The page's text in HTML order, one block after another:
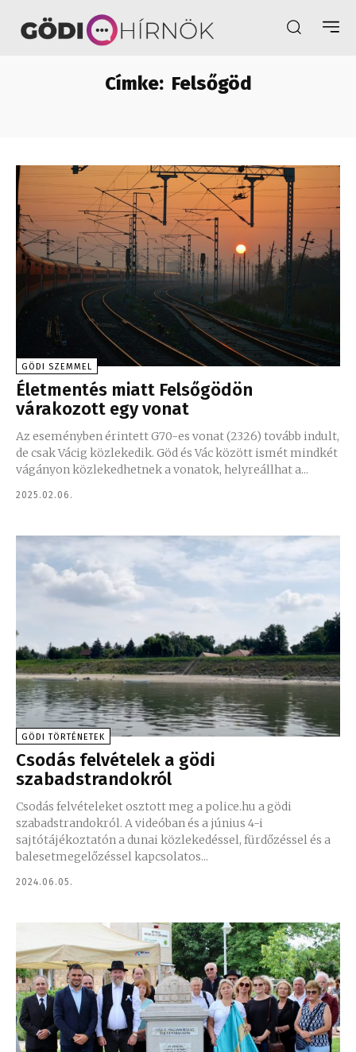
Címke: Felsőgöd
GÖDI SZEMMEL
Életmentés miatt Felsőgödön
várakozott egy vonat
Az eseményben érintett G70-es vonat (2326) tovább indult,
de csak Vácig közlekedik. Göd és Vác között ismét mindkét
vágányon közlekedhetnek a vonatok, helyreállhat a...
2025.02.06.
GÖDI TÖRTÉNETEK
Csodás felvételek a gödi
szabadstrandokról
Csodás felvételeket osztott meg a police.hu a gödi
szabadstrandokról. A videóban és a június 4-i
sajtótájékoztatón a dunai közlekedéssel, fürdőzéssel és a
balesetmegelőzéssel kapcsolatos...
2024.06.05.